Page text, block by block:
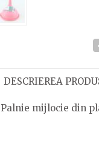
DESCRIEREA
Palnie mijlocie din